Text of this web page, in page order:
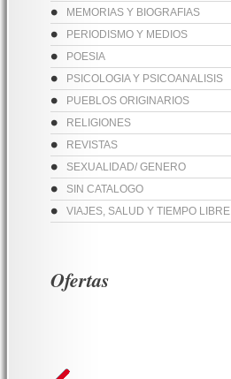
MEMORIAS Y BIOGRAFIAS
PERIODISMO Y MEDIOS
POESIA
PSICOLOGIA Y PSICOANALISIS
PUEBLOS ORIGINARIOS
RELIGIONES
REVISTAS
SEXUALIDAD/ GENERO
SIN CATALOGO
VIAJES, SALUD Y TIEMPO LIBRE
Ofertas